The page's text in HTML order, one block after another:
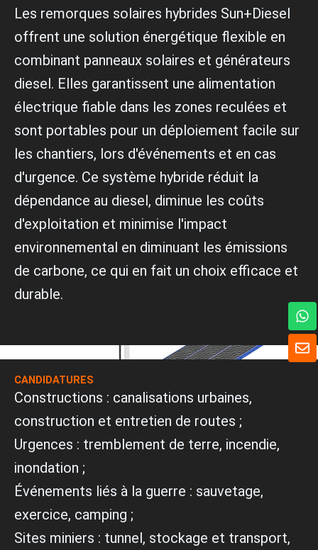
Les remorques solaires hybrides Sun+Diesel
offrent une solution énergétique flexible en
combinant panneaux solaires et générateurs
diesel. Elles garantissent une alimentation
électrique fiable dans les zones reculées et
sont portables pour un déploiement facile sur
les chantiers, lors d'événements et en cas
d'urgence. Ce système hybride réduit la
dépendance au diesel, diminue les coûts
d'exploitation et minimise l'impact
environnemental en diminuant les émissions
de carbone, ce qui en fait un choix efficace et
durable.
CANDIDATURES
Constructions : canalisations urbaines,
construction et entretien de routes ;
Urgences : tremblement de terre, incendie,
inondation ;
Événements liés à la guerre : sauvetage,
exercice, camping ;
Sites miniers : tunnel, stockage et transport,
E
n
W
h
a
t
s